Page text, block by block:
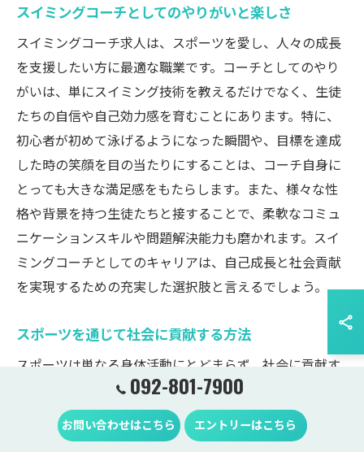
スイミングコーチとしてのやりがいと楽しさ
スイミングコーチ求人は、スポーツを愛し、人々の成長
を支援したい方に最適な職業です。コーチとしてのやり
がいは、単にスイミング技術を教えるだけでなく、生徒
たちの自信や自己効力感を育むことにあります。特に、
初心者が初めて泳げるようになった瞬間や、目標を達成
した時の笑顔を目の当たりにすることは、コーチ自身に
とっても大きな満足感をもたらします。また、様々な性
格や背景を持つ生徒たちと接することで、柔軟なコミュ
ニケーションスキルや問題解決能力も磨かれます。スイ
ミングコーチとしてのキャリアは、自己成長と社会貢献
を実現するための充実した選択肢と言えるでしょう。
スポーツを通じて社会に貢献する方法
スポーツは単なる身体活動にとどまらず、社会に貢献す
る重要な手段としての役割を果たします。スイミングコ
ーチ求人に応募することで、地域社会における健康促進
や教育の一環として貢献することができます。特に子供
092-801-7900
お問い合わせはこちら エントリーはこちら